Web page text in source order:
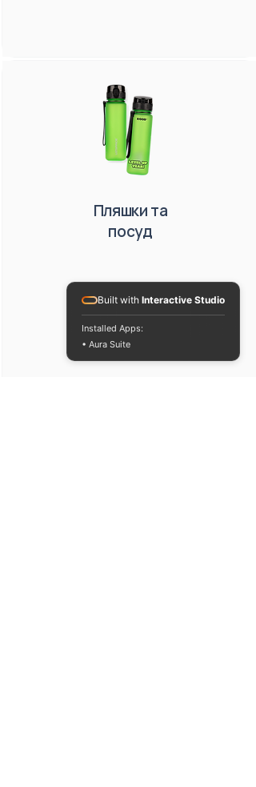
Пляшки та
посуд
Built with Interactive Studio
Installed Apps:
• Aura Suite